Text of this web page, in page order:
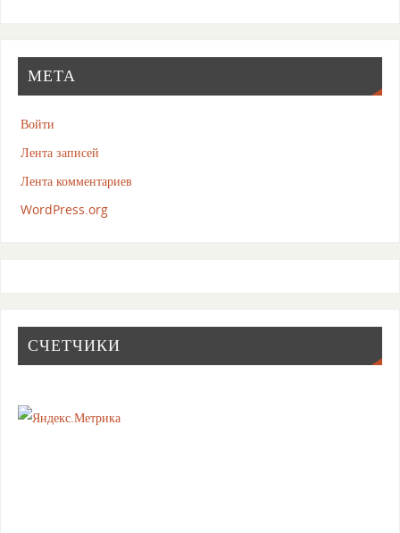
МЕТА
Войти
Лента записей
Лента комментариев
WordPress.org
СЧЕТЧИКИ